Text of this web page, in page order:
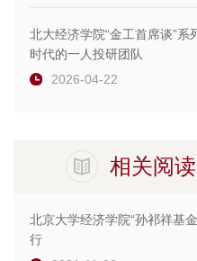
北大经济学院“金工首席谈”
时代的一人投研团队
2026-04-22
相关阅读
北京大学经济学院“孙祁祥基
行